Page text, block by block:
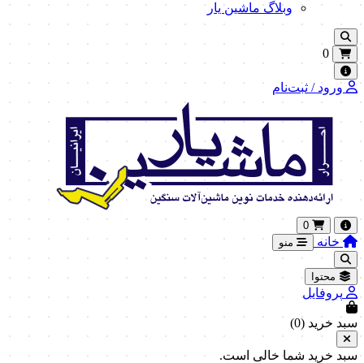
وبلاگ ماشین یار
0
ورود / ثبت‌نام
0
خانه منو
محتوا
پروفایل
سبد خرید (0
)
سبد خرید شما خالی است.